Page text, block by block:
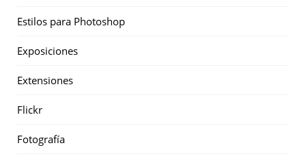
Estilos para Photoshop
Exposiciones
Extensiones
Flickr
Fotografía